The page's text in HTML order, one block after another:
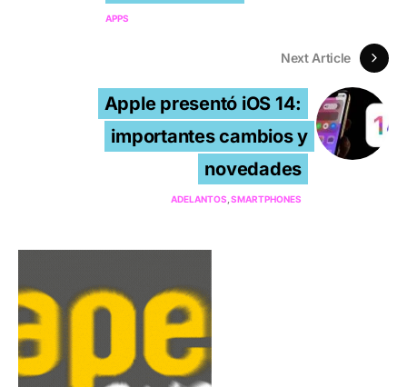
APPS
Next Article
Apple presentó iOS 14:
importantes cambios y
novedades
ADELANTOS SMARTPHONES